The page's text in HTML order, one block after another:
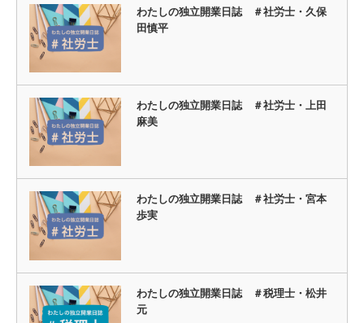
わたしの独立開業日誌 ＃社労士・久保
田慎平
わたしの独立開業日誌 ＃社労士・上田
麻美
わたしの独立開業日誌 ＃社労士・宮本
歩実
わたしの独立開業日誌 ＃税理士・松井
元